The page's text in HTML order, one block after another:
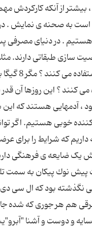
از آنكه كاركردش
به صحنه ی نمایش . در
هستیم . در دنیای مصرفی
طبقاتی دارند.
یك "گوشی
8 گیگا بایت استفاده می كنند ؟
هستند كه این
خوبی هستیم. اگر
که شرایط را برای
یک ضایعه ی فرهنگی
نوك پیكان به سمت
نگذشته بود كه ال سی دی
هم هر جوری كه
و دوست و آشنا